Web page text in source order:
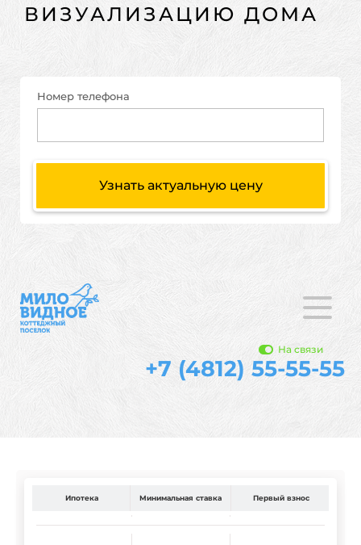
ВИЗУАЛИЗАЦИЮ ДОМА
Номер телефона
Узнать актуальную цену
На связи
+7 (4812) 55-55-55
Ипотека Минимальная ставка Первый взнос